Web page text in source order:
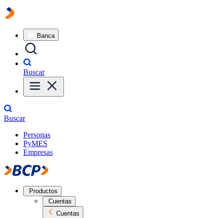
Banca
Buscar
Buscar
Personas
PyMES
Empresas
Productos
Cuentas
Cuentas